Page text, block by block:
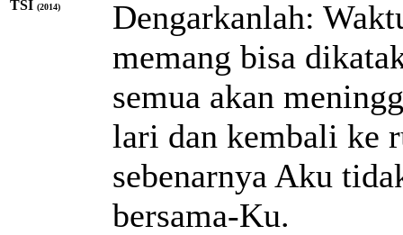
TSI (2014)
Dengarkanlah:
memang bisa
semua akan
lari dan kembali ke
sebenarnya Aku
bersama-Ku.